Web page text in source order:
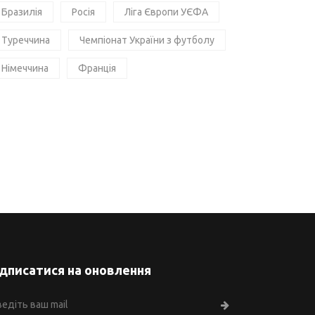
Бразилія Росія Ліга Європи УЄФА
Туреччина Чемпіонат України з футболу
Німеччина Франція
на оновлення